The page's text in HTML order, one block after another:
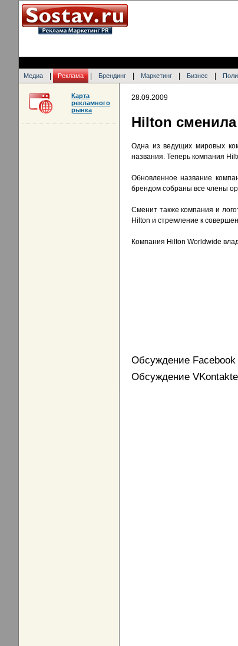
Медиа Реклама Брендинг Маркетинг Бизнес
28.09.2009
Hilton сменила
Одна из ведущих мировых
названия. Теперь компания
Обновленное название
брендом собраны все члены
Сменит также компания и
Hilton и стремление к
Компания Hilton Worldwide
Обсуждение Facebook
Обсуждение VKontakte
Карта
рекламного
рынка